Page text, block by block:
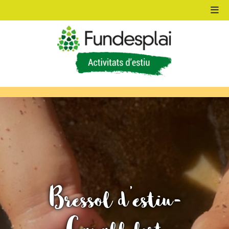
Bressol d'estiu-
ACTIVITATS D'ESTIU
MÓN ESCOLAR
ALBERG CENTRE ESPLAI
FORMACIÓ